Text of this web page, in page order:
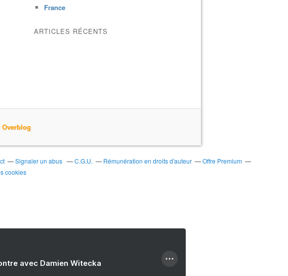
France
ARTICLES RÉCENTS
Overblog
Signaler un abus C.G.U. Rémunération en droits d'auteur
Offre Premium
cookies
avec Damien Witecka